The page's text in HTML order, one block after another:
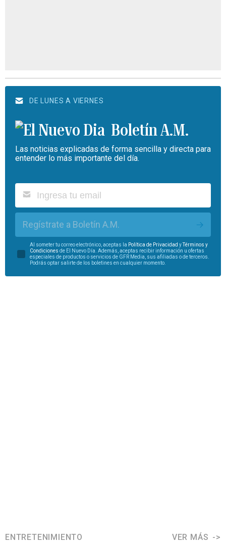
DE LUNES A VIERNES
Boletín A.M.
Las noticias explicadas de forma sencilla y directa para
entender lo más importante del día.
Regístrate a Boletín A.M.
Al someter tu correo electrónico, aceptas la Política de Privacidad yTérminos y
Condiciones de El Nuevo Día. Además, aceptas recibir información u ofertas
especiales de productos o servicios de GFR Media, sus afiliadas o de terceros.
Podrás optar salirte de los boletines en cualquier momento.
ENTRETENIMIENTO VER MÁS